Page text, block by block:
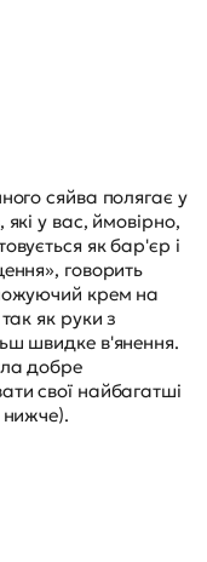
сяйва полягає у
у вас, ймовірно,
як бар'єр і
говорить
крем на
як руки з
швидке в'янення.
добре
свої найбагатші